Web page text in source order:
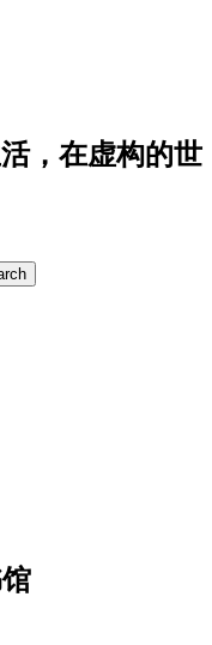
，在虚构的世